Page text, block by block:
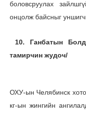
боловсруулах
онцолж байсныг уншигч
10. Ганбатын
тамирчин жудоч/
ОХУ-ын Челябинск
кг-ын жингийн